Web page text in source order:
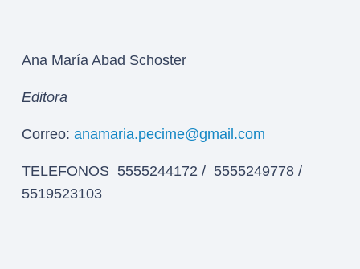
Ana María Abad Schoster
Editora
Correo: anamaria.pecime@gmail.com
TELEFONOS 5555244172 / 5555249778 /
5519523103